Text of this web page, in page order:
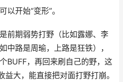
以开始“变形”。
前期弱势打野（比如露娜、李
中路是周瑜，上路是狂铁），
BUFF，再回来刷自己的野，这
益大，能直接把对面打野打崩。